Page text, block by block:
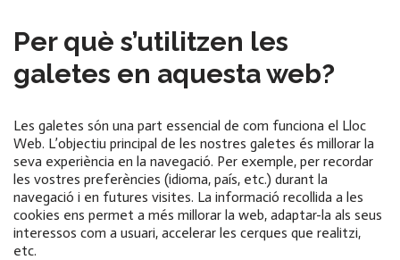
Per què s’utilitzen les
galetes en aquesta web?
Les galetes són una part essencial de com funciona el Lloc
Web. L’objectiu principal de les nostres galetes és millorar la
seva experiència en la navegació. Per exemple, per recordar
les vostres preferències (idioma, país, etc.) durant la
navegació i en futures visites. La informació recollida a les
cookies ens permet a més millorar la web, adaptar-la als seus
interessos com a usuari, accelerar les cerques que realitzi,
etc.